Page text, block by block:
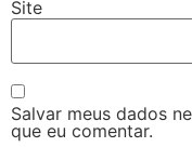
Site
Salvar meus dados
que eu comentar.